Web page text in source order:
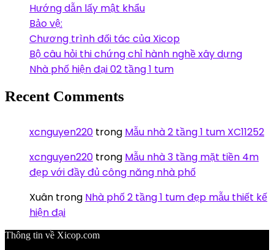
Hướng dẫn lấy mật khẩu
Bảo vệ:
Chương trình đối tác của Xicop
Bộ câu hỏi thi chứng chỉ hành nghề xây dựng
Nhà phố hiện đại 02 tầng 1 tum
Recent Comments
xcnguyen220 trong Mẫu nhà 2 tầng 1 tum XC11252
xcnguyen220 trong Mẫu nhà 3 tầng mặt tiền 4m
đẹp với đầy đủ công năng nhà phố
Xuân trong Nhà phố 2 tầng 1 tum đẹp mẫu thiết kế
hiện đại
Thông tin về Xicop.com